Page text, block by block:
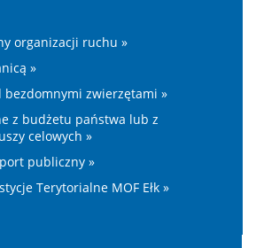
organizacji ruchu »
»
bezdomnymi zwierzętami »
z budżetu państwa lub z
celowych »
publiczny »
Terytorialne MOF Ełk »